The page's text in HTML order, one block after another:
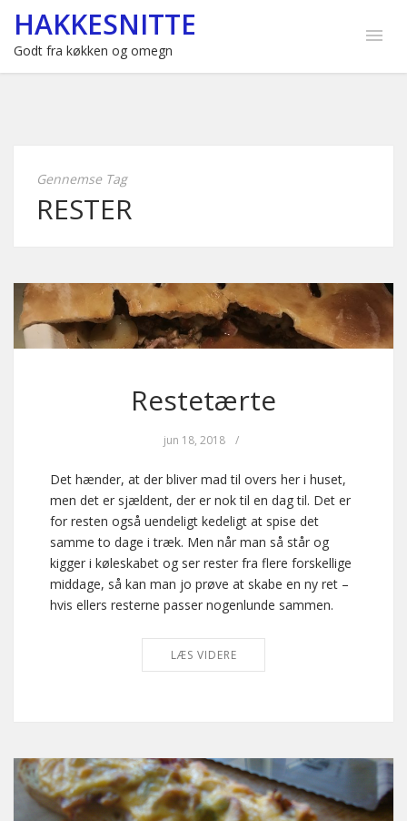
HAKKESNITTE
Godt fra køkken og omegn
Gennemse Tag
RESTER
Restetærte
jun 18, 2018 /
Det hænder, at der bliver mad til overs her i huset,
men det er sjældent, der er nok til en dag til. Det er
for resten også uendeligt kedeligt at spise det
samme to dage i træk. Men når man så står og
kigger i køleskabet og ser rester fra flere forskellige
middage, så kan man jo prøve at skabe en ny ret –
hvis ellers resterne passer nogenlunde sammen.
LÆS VIDERE